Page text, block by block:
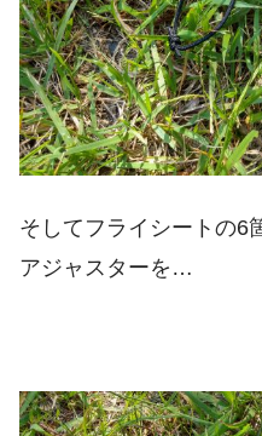
そしてフライシートの6
アジャスターを…